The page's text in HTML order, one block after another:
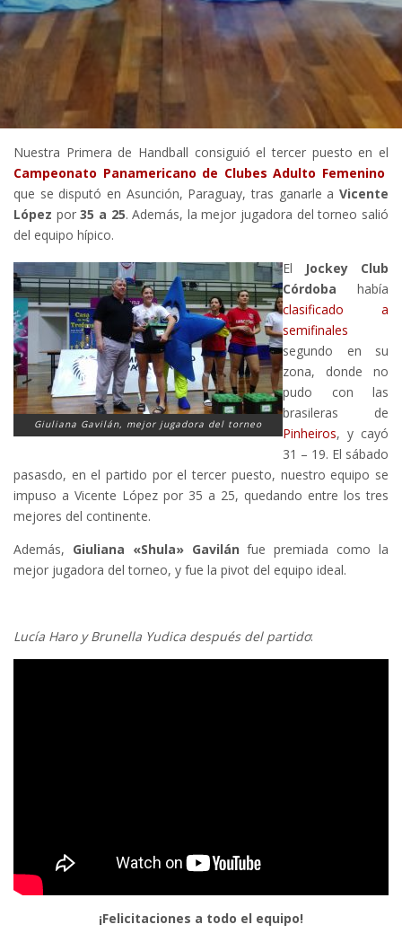
Nuestra Primera de Handball consiguió el tercer puesto en el
Campeonato Panamericano de Clubes Adulto Femenino
que se disputó en Asunción, Paraguay, tras ganarle a Vicente
López por35 a 25. Además, la mejor jugadora del torneo salió
del equipo hípico.
Giuliana Gavilán, mejor jugadora del torneo
El
Jockey Club
Córdoba había
clasificado a
semifinales
segundo en su
zona, donde no
pudo con las
brasileras de
Pinheiros, y cayó
31 – 19. El sábado
pasasdo, en el partido por el tercer puesto, nuestro equipo se
impuso a Vicente López por 35 a 25, quedando entre los tres
mejores del continente.
Además, Giuliana «Shula» Gavilán fue premiada como la
mejor jugadora del torneo, y fue la pivot del equipo ideal.
Lucía Haro y Brunella Yudica después del partido:
¡Felicitaciones a todo el equipo!